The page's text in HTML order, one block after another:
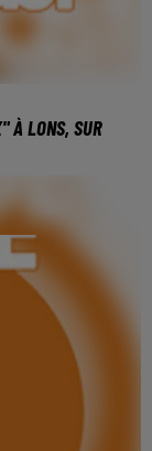
À LONS, SUR